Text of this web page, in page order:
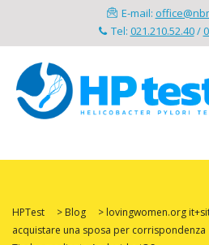
E-mail:
Tel: 021.210.52.40/
HPTest > Blog > lovingwomen.org
acquistare una sposa per corrispondenza